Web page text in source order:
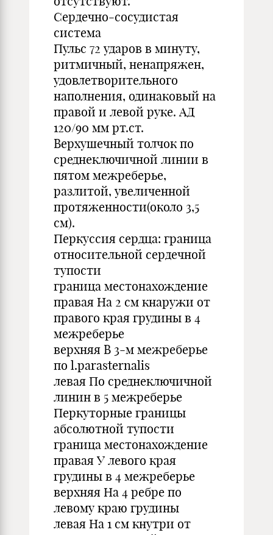
Сердечно-сосудистая
система
Пульс 72 ударов в минуту,
ритмичный, ненапряжен,
удовлетворительного
наполнения, одинаковый на
правой и левой руке. АД
120/90 мм рт.ст.
Верхушечный толчок по
среднеключичной линии в
пятом межреберье,
разлитой, увеличенной
протяженности(около 3,5
см).
Перкуссия сердца: граница
относительной сердечной
тупости
граница местонахождение
правая На 2 см кнаружи от
правого края грудины в 4
межреберье
верхняя В 3-м межреберье
по l.parasternalis
левая По среднеключичной
линин в 5 межреберье
Перкуторные границы
абсолютной тупости
граница местонахождение
правая У левого края
грудины в 4 межреберье
верхняя На 4 ребре по
левому краю грудины
левая На 1 см кнутри от